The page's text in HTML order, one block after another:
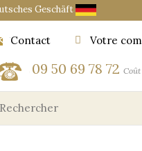
Geschäft
Votre
Contact
09 50 69 78 72